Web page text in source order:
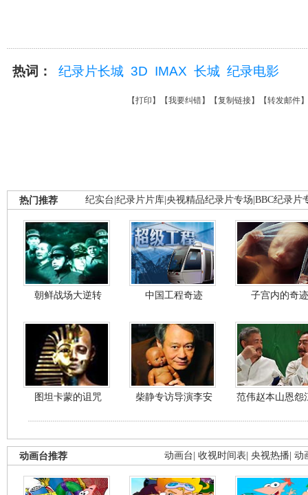
热词： 纪录片长城 3D IMAX 长城 纪录电影
【打印 】【我要纠错】【复制链接】【转发邮件
纪实台 纪录片片库 央视精品纪录片专场 BBC纪录片
热门推荐
朝鲜战场大逆转 中国工程奇迹 子宫内的奇迹
图坦卡蒙的诅咒 柴静专访导演李安 范伟赵本山恩怨
动画台 收视时间表 央视热播 动
动画台推荐